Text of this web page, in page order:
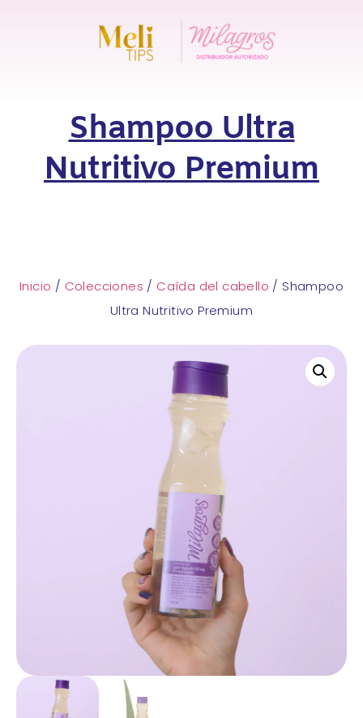
Shampoo Ultra
Nutritivo Premium
Inicio / Colecciones / Caída del cabello / Shampoo
Ultra Nutritivo Premium